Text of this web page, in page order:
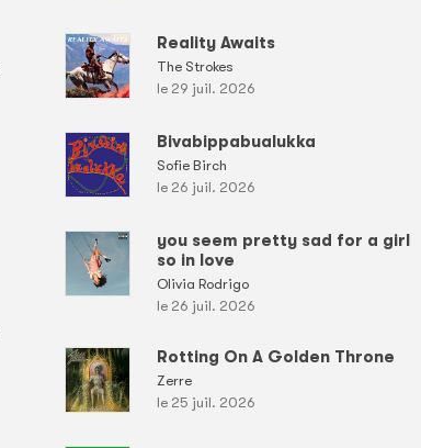
Reality Awaits
The Strokes
le 29 juil. 2026
Bivabippabualukka
Sofie Birch
le 26 juil. 2026
you seem pretty sad for a girl
so in love
Olivia Rodrigo
le 26 juil. 2026
Rotting On A Golden Throne
Zerre
le 25 juil. 2026